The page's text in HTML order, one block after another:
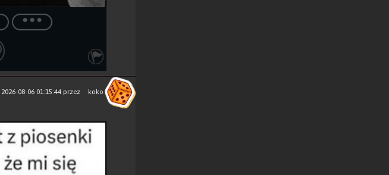
...
2026-08-06 01:15:44przez koko